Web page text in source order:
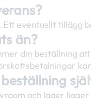
eventuellt tillägg
än?
din beställning
och lager